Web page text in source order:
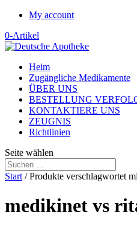
My account
0-Artikel
Heim
Zugängliche Medikamente
ÜBER UNS
BESTELLUNG
KONTAKTIERE UNS
ZEUGNIS
Richtlinien
Seite wählen
Start / Produkte verschlagwortet
medikinet vs